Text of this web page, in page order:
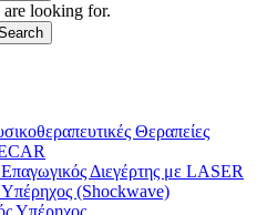
are looking for.
Θεραπείες
Διεγέρτης με LASER
(Shockwave)
Υπέρηχος